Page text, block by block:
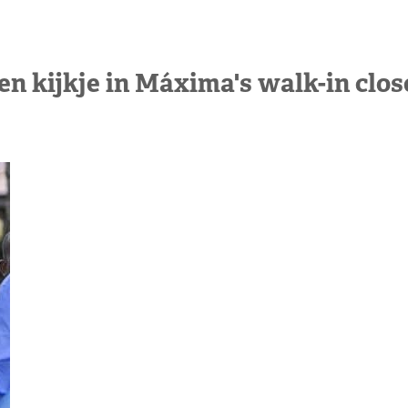
kijkje in Máxima's walk-in